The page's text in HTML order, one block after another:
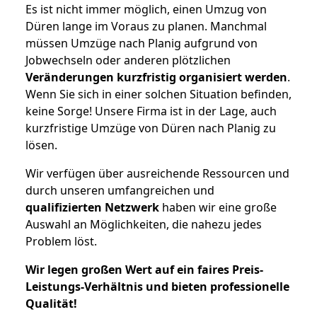
Es ist nicht immer möglich, einen Umzug von
Düren lange im Voraus zu planen. Manchmal
müssen Umzüge nach Planig aufgrund von
Jobwechseln oder anderen plötzlichen
Veränderungen kurzfristig organisiert werden.
Wenn Sie sich in einer solchen Situation befinden,
keine Sorge! Unsere Firma ist in der Lage, auch
kurzfristige Umzüge von Düren nach Planig zu
lösen.
Wir verfügen über ausreichende Ressourcen und
durch unseren umfangreichen und
qualifizierten Netzwerk haben wir eine große
Auswahl an Möglichkeiten, die nahezu jedes
Problem löst.
Wir legen großen Wert auf ein faires Preis-
Leistungs-Verhältnis und bieten professionelle
Qualität!